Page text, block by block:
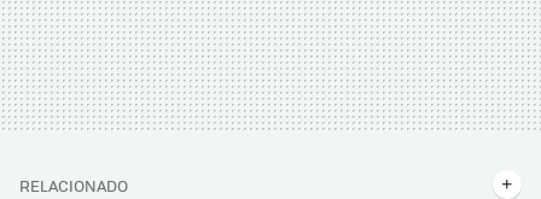
RELACIONADO